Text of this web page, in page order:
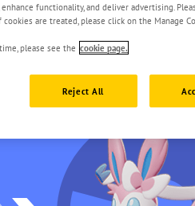
functionality, and deliver advertising.
are treated, please click on the Manage
please see the cookie page.
Reject All